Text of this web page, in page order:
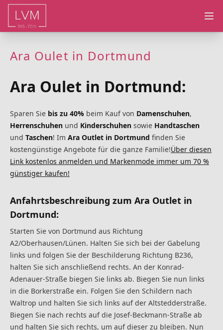
Ara Oulet in Dortmund
Ara Oulet in Dortmund:
Sparen Sie bis zu 40% beim Kauf von Damenschuhen,
Herrenschuhen und Kinderschuhen sowie Handtaschen
und Taschen! Im Ara Outlet in Dortmund finden Sie
kostengünstige Angebote für die ganze Familie!Über diesen
Link kostenlos anmelden und Markenmode immer um 70 %
günstiger kaufen!
Anfahrtsbeschreibung zum Ara Outlet in
Dortmund:
Starten Sie von Dortmund aus Richtung
A2/Oberhausen/Lünen. Halten Sie sich bei der Gabelung
links und folgen Sie der Beschilderung Richtung B236,
halten Sie sich anschließend rechts. An der Konrad-
Adenauer-Straße biegen Sie links ab. Biegen Sie nun links
in die Borkerstraße ein. Folgen Sie den Schildern nach
Waltrop und halten Sie sich links auf der Altstedderstraße.
Biegen Sie nach rechts auf die Josef-Beckmann-Straße ab
und halten Sie sich rechts, um auf dieser zu bleiben. Nun